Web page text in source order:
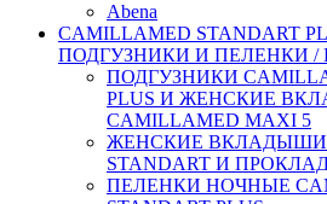
Abena
CAMILLAMED STANDART
ПОДГУЗНИКИ И ПЕЛЕНКИ /
ПОДГУЗНИКИ
PLUS И ЖЕНСКИЕ
CAMILLAMED MAXI 5
ЖЕНСКИЕ ВКЛАДЫШИ
STANDART И
ПЕЛЕНКИ НОЧНЫЕ